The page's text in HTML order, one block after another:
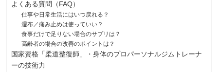
よくある質問（FAQ）
仕事や日常生活にはいつ戻れる？
湿布／痛み止めは使っていい？
食事だけで足りない場合のサプリは？
高齢者の場合の改善のポイントは？
国家資格「柔道整復師」・身体のプロパーソナルジムトレーナ
ーの技術力